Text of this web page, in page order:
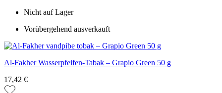
Nicht auf Lager
Vorübergehend ausverkauft
Al-Fakher Wasserpfeifen-Tabak – Grapio Green 50 g
17,42 €